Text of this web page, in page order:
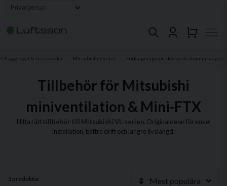
aggregat & reservdelar Mitsubishi Electric Förlängningsrör, skarvar & utomhusskydd
Tillbehör för Mitsubishi
miniventilation & Mini-FTX
Hitta rätttillbehör till Mitsubishi VL-serien. Originaldelar för enkel
installation, bättre drift och längre livslängd.
5 produkter Mest populära